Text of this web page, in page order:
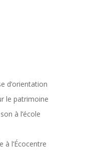
d’orientation
le patrimoine
à l’école
à l’Écocentre